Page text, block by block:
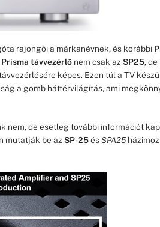
rajongói a márkanévnek, és korábbi
távvezérlő nem csak azSP25, de
képes. Ezen túl a TV
a gomb háttérvilágítás, ami
nem, de esetleg további információt
mutatják be azSP-25ésSPA25